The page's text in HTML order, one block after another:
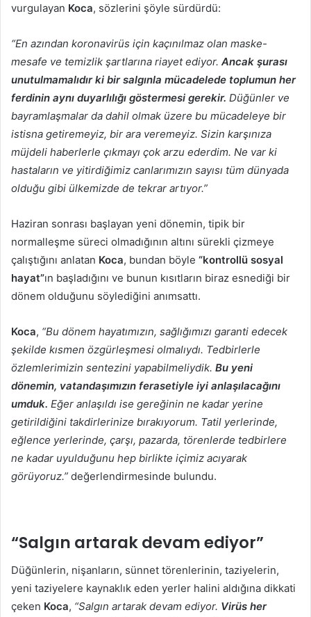
vurgulayan Koca, sözlerini şöyle sürdürdü:
“En azından koronavirüs için kaçınılmaz olan maske-
mesafe ve temizlik şartlarına riayet ediyor. Ancak şurası
unutulmamalıdır ki bir salgınla mücadelede toplumun her
ferdinin aynı duyarlılığı göstermesi gerekir. Düğünler ve
bayramlaşmalar da dahil olmak üzere bu mücadeleye bir
istisna getiremeyiz, bir ara veremeyiz. Sizin karşınıza
müjdeli haberlerle çıkmayı çok arzu ederdim. Ne var ki
hastaların ve yitirdiğimiz canlarımızın sayısı tüm dünyada
olduğu gibi ülkemizde de tekrar artıyor.”
Haziran sonrası başlayan yeni dönemin, tipik bir
normalleşme süreci olmadığının altını sürekli çizmeye
çalıştığını anlatan Koca, bundan böyle “kontrollü sosyal
hayat”ın başladığını ve bunun kısıtların biraz esnediği bir
dönem olduğunu söylediğini anımsattı.
Koca, “Bu dönem hayatımızın, sağlığımızı garanti edecek
şekilde kısmen özgürleşmesi olmalıydı. Tedbirlerle
özlemlerimizin sentezini yapabilmeliydik. Bu yeni
dönemin, vatandaşımızın ferasetiyle iyi anlaşılacağını
umduk. Eğer anlaşıldı ise gereğinin ne kadar yerine
getirildiğini takdirlerinize bırakıyorum. Tatil yerlerinde,
eğlence yerlerinde, çarşı, pazarda, törenlerde tedbirlere
ne kadar uyulduğunu hep birlikte içimiz acıyarak
görüyoruz.” değerlendirmesinde bulundu.
“Salgın artarak devam ediyor”
Düğünlerin, nişanların, sünnet törenlerinin, taziyelerin,
yeni taziyelere kaynaklık eden yerler halini aldığına dikkati
çeken Koca, “Salgın artarak devam ediyor. Virüs her